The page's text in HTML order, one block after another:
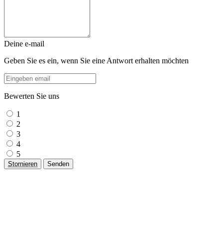
Deine e-mail
Geben Sie es ein, wenn Sie eine Antwort erhalten möchten
Bewerten Sie uns
1
2
3
4
5
Stornieren Senden